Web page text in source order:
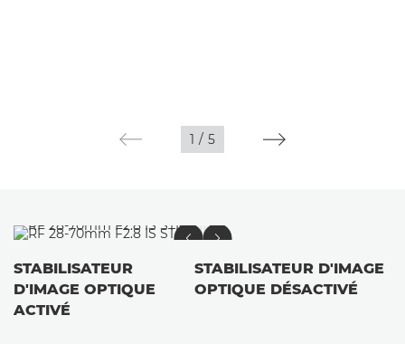
1 / 5
STABILISATEUR
D'IMAGE OPTIQUE
ACTIVÉ
STABILISATEUR D'IMAGE
OPTIQUE DÉSACTIVÉ